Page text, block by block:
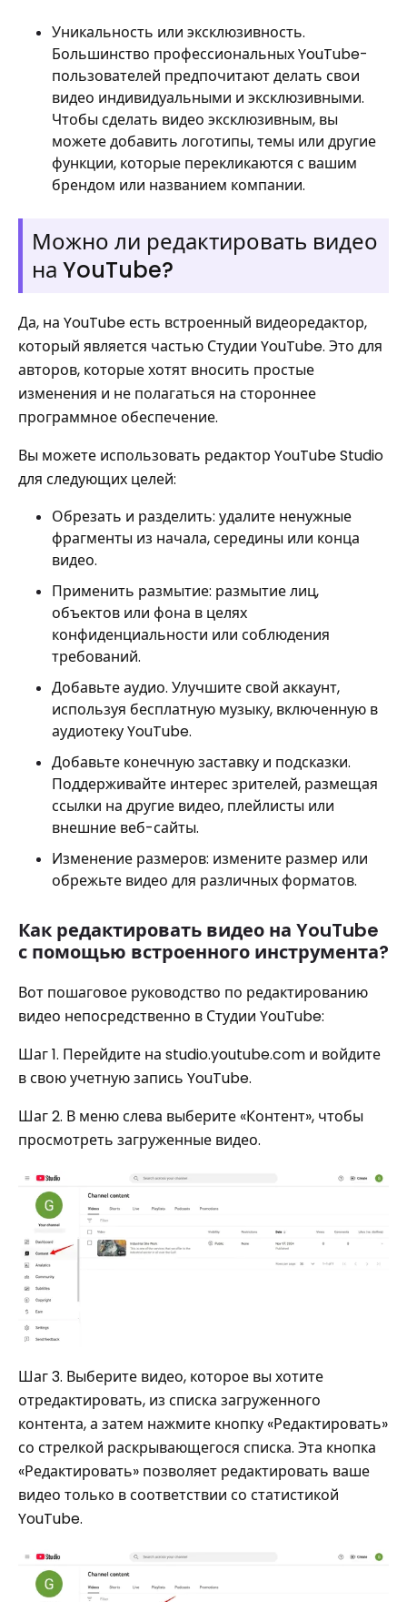
Уникальность или эксклюзивность.
Большинство профессиональных YouTube-
пользователей предпочитают делать свои
видео индивидуальными и эксклюзивными.
Чтобы сделать видео эксклюзивным, вы
можете добавить логотипы, темы или другие
функции, которые перекликаются с вашим
брендом или названием компании.
Можно ли редактировать видео
на YouTube?
Да, на YouTube есть встроенный видеоредактор,
который является частью Студии YouTube. Это для
авторов, которые хотят вносить простые
изменения и не полагаться на стороннее
программное обеспечение.
Вы можете использовать редактор YouTube Studio
для следующих целей:
Обрезать и разделить: удалите ненужные
фрагменты из начала, середины или конца
видео.
Применить размытие: размытие лиц,
объектов или фона в целях
конфиденциальности или соблюдения
требований.
Добавьте аудио. Улучшите свой аккаунт,
используя бесплатную музыку, включенную в
аудиотеку YouTube.
Добавьте конечную заставку и подсказки.
Поддерживайте интерес зрителей, размещая
ссылки на другие видео, плейлисты или
внешние веб-сайты.
Изменение размеров: измените размер или
обрежьте видео для различных форматов.
Как редактировать видео на YouTube
с помощью встроенного инструмента?
Вот пошаговое руководство по редактированию
видео непосредственно в Студии YouTube:
Шаг 1. Перейдите на studio.youtube.com и войдите
в свою учетную запись YouTube.
Шаг 2. В меню слева выберите «Контент», чтобы
просмотреть загруженные видео.
Шаг 3. Выберите видео, которое вы хотите
отредактировать, из списка загруженного
контента, а затем нажмите кнопку «Редактировать»
со стрелкой раскрывающегося списка. Эта кнопка
«Редактировать» позволяет редактировать ваше
видео только в соответствии со статистикой
YouTube.